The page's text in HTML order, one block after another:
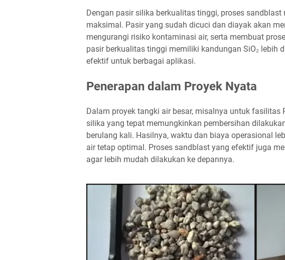
Dengan pasir silika berkualitas tinggi, proses
maksimal. Pasir yang sudah dicuci dan diayak akan
mengurangi risiko kontaminasi air, serta membuat
pasir berkualitas tinggi memiliki kandungan SiO₂ lebih
efektif untuk berbagai aplikasi.
Penerapan dalam Proyek Nyata
Dalam proyek tangki air besar, misalnya untuk fasilitas
silika yang tepat memungkinkan pembersihan
berulang kali. Hasilnya, waktu dan biaya operasional
air tetap optimal. Proses sandblast yang efektif juga
agar lebih mudah dilakukan ke depannya.